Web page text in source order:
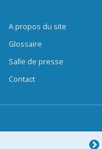
A propos du site
Glossaire
Salle de presse
Contact